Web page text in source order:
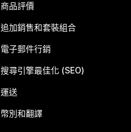
商品評價
追加銷售和套裝組合
電子郵件行銷
搜尋引擎最佳化 (SEO)
運送
幣別和翻譯